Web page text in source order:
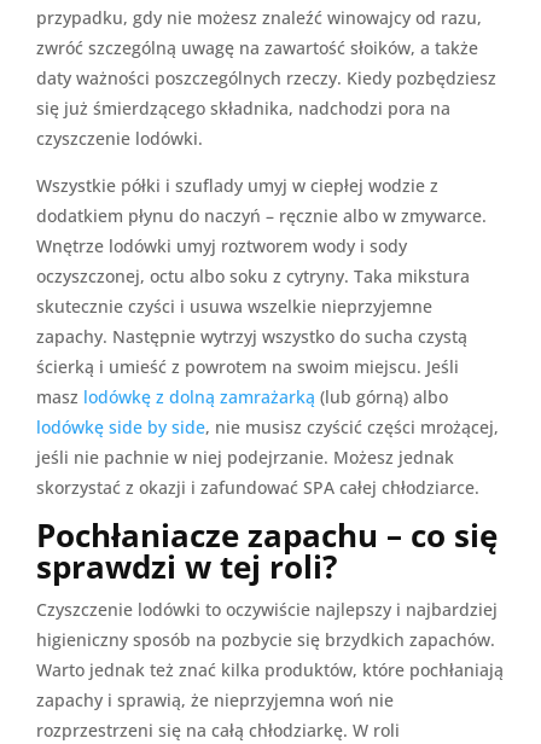
przypadku, gdy nie możesz znaleźć winowajcy od razu,
zwróć szczególną uwagę na zawartość słoików, a także
daty ważności poszczególnych rzeczy. Kiedy pozbędziesz
się już śmierdzącego składnika, nadchodzi pora na
czyszczenie lodówki.
Wszystkie półki i szuflady umyj w ciepłej wodzie z
dodatkiem płynu do naczyń – ręcznie albo w zmywarce.
Wnętrze lodówki umyj roztworem wody i sody
oczyszczonej, octu albo soku z cytryny. Taka mikstura
skutecznie czyści i usuwa wszelkie nieprzyjemne
zapachy. Następnie wytrzyj wszystko do sucha czystą
ścierką i umieść z powrotem na swoim miejscu. Jeśli
masz lodówkę z dolną zamrażarką (lub górną) albo
lodówkę side by side, nie musisz czyścić części mrożącej,
jeśli nie pachnie w niej podejrzanie. Możesz jednak
skorzystać z okazji i zafundować SPA całej chłodziarce.
Pochłaniacze zapachu – co się
sprawdzi w tej roli?
Czyszczenie lodówki to oczywiście najlepszy i najbardziej
higieniczny sposób na pozbycie się brzydkich zapachów.
Warto jednak też znać kilka produktów, które pochłaniają
zapachy i sprawią, że nieprzyjemna woń nie
rozprzestrzeni się na całą chłodziarkę. W roli